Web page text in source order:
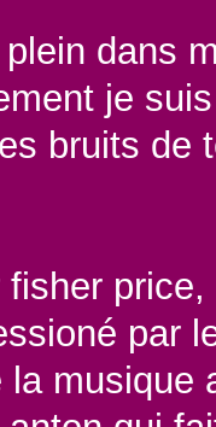
dans
je
bruits de
par
la